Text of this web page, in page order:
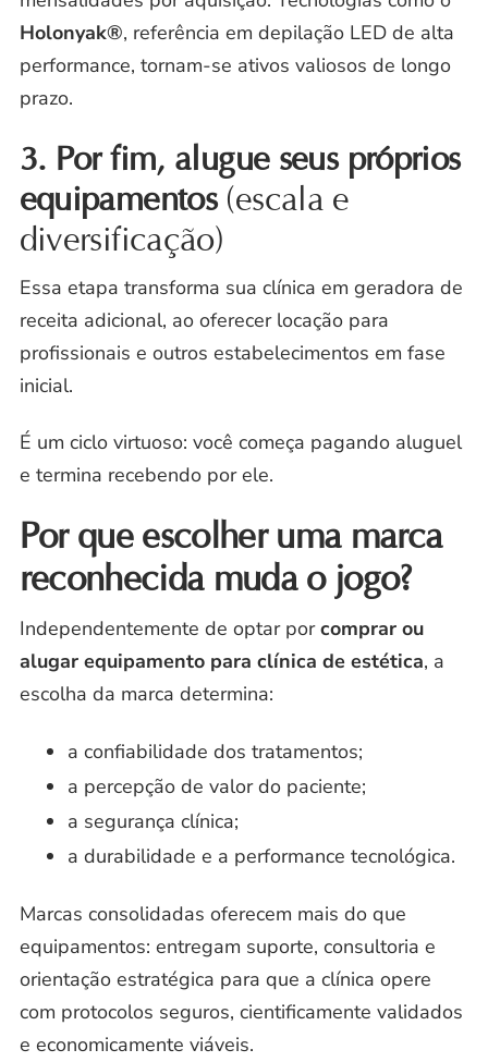
Holonyak®, referência em depilação LED de alta
performance, tornam-se ativos valiosos de longo
prazo.
3. Por fim, alugue seus próprios
equipamentos(escala e
diversificação)
Essa etapa transforma sua clínica em geradora de
receita adicional, ao oferecer locação para
profissionais e outros estabelecimentos em fase
inicial.
É um ciclo virtuoso: você começa pagando aluguel
e termina recebendo por ele.
Por que escolher uma marca
reconhecida muda o jogo?
Independentemente de optar porcomprar ou
alugar equipamento para clínica de estética, a
escolha da marca determina:
a confiabilidade dos tratamentos;
a percepção de valor do paciente;
a segurança clínica;
a durabilidade e a performance tecnológica.
Marcas consolidadas oferecem mais do que
equipamentos: entregam suporte, consultoria e
orientação estratégica para que a clínica opere
com protocolos seguros, cientificamente validados
e economicamente viáveis.